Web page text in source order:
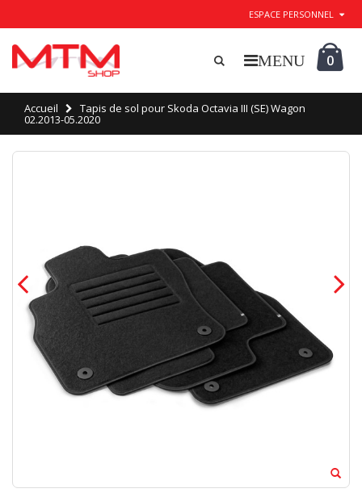
ESPACE PERSONNEL
0
Accueil Tapis de sol pour Skoda Octavia III (SE) Wagon
02.2013-05.2020